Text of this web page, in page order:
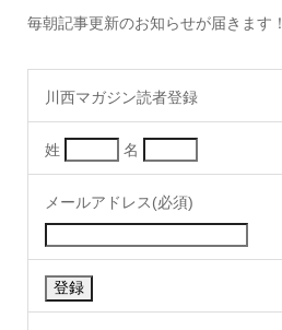
毎朝記事更新のお知らせが届きます！
川西マガジン読者登録
姓 名
メールアドレス(必須)